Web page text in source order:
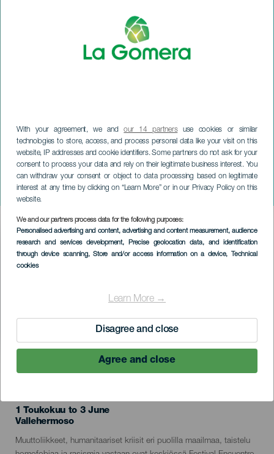
With your agreement, we andour 14 partnersuse cookies or similar
technologies to store, access, and process personal data like your visit on this
website, IP addresses and cookie identifiers. Some partners do not ask for your
consent to process your data and rely on their legitimate business interest. You
can withdraw your consent or object to data processing based on legitimate
interest at any time by clicking on “Learn More” or in our Privacy Policy on this
website.
We and our partners process data for the following purposes:
Personalised advertising and content, advertising and content measurement, audience
research and services development, Precise geolocation data, and identification
through device scanning, Store and/or access information on a device, Technical
cookies
Learn More →
Disagree and close
Agree and close
VI edición del Festival
Encuentro de Cultura y
Derechos Humanos.
Exposiciones. La Gomera
Imagen
Listado
TOTEUTUNUT TAPAHTUMA
1 Toukokuu to 3 June
Localidad
Vallehermoso
Descripción
Muuttoliikkeet, humanitaariset kriisit eri puolilla maailmaa, taistelu